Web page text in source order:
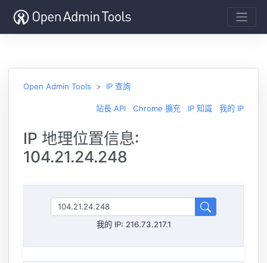
Open Admin Tools IP 查詢
站長 API Chrome 擴充 IP 知識 我的 IP
IP 地理位置信息:
104.21.24.248
我的 IP: 216.73.217.1